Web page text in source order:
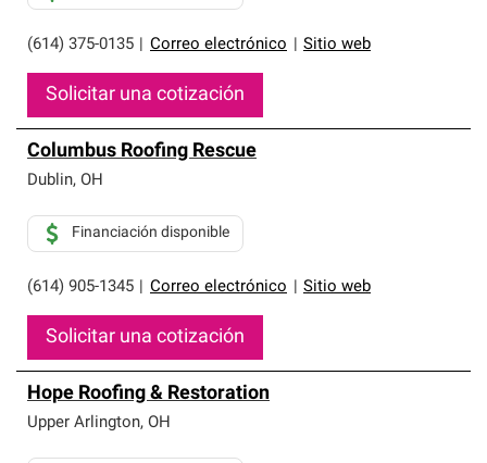
(614) 375-0135 Correo electrónico Sitio web
Solicitar una cotización
Columbus Roofing Rescue
Dublin, OH
(614) 905-1345 Correo electrónico Sitio web
Financiación disponible
Solicitar una cotización
Hope Roofing & Restoration
Upper Arlington, OH